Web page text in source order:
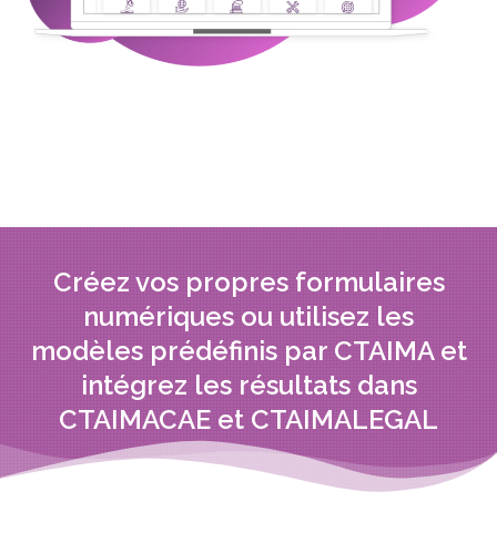
Créez vos propres formulaires
numériques ou utilisez les
modèles prédéfinis par CTAIMA et
intégrez les résultats dans
CTAIMACAE et CTAIMALEGAL